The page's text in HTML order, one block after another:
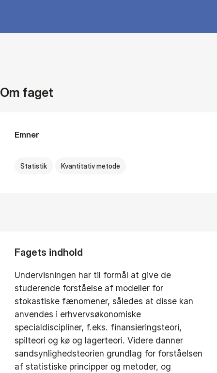
Om faget
Emner
Statistik Kvantitativ metode
Fagets indhold
Undervisningen har til formål at give de
studerende forståelse af modeller for
stokastiske fænomener, således at disse kan
anvendes i erhvervsøkonomiske
specialdiscipliner, f.eks. finansieringsteori,
spilteori og kø og lagerteori. Videre danner
sandsynlighedsteorien grundlag for forståelsen
af statistiske principper og metoder, og